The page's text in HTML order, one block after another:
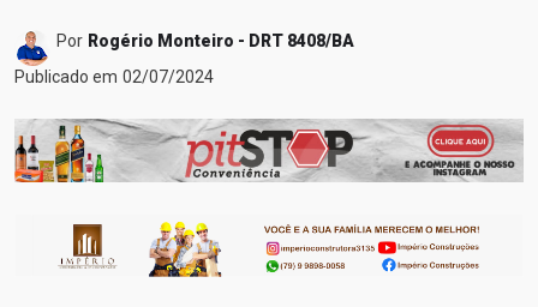
Por Rogério Monteiro - DRT 8408/BA
Publicado em 02/07/2024